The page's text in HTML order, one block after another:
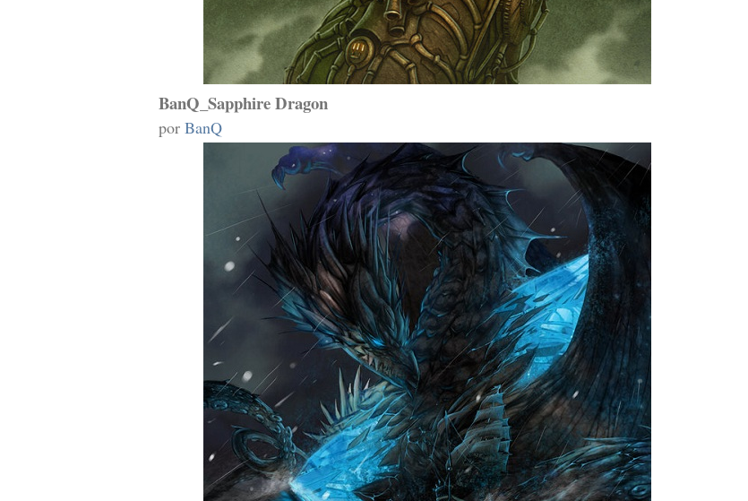
BanQ_Sapphire Dragon
por BanQ